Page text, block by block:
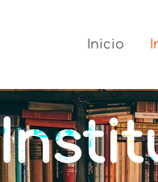
Inicio